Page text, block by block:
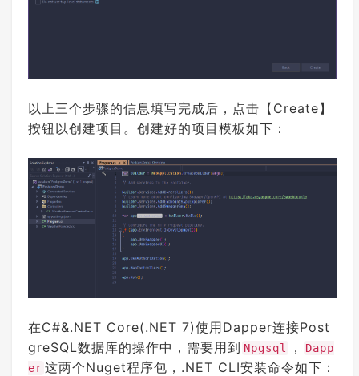
以上三个步骤的信息填写完成后，点击【Create】
按钮以创建项目。创建好的项目模板如下：
在C#&.NET Core(.NET 7)使用Dapper连接Post
greSQL数据库的操作中，需要用到 Npgsql ，
Dapp
er 这两个Nuget程序包，.NET CLI安装命令如下：